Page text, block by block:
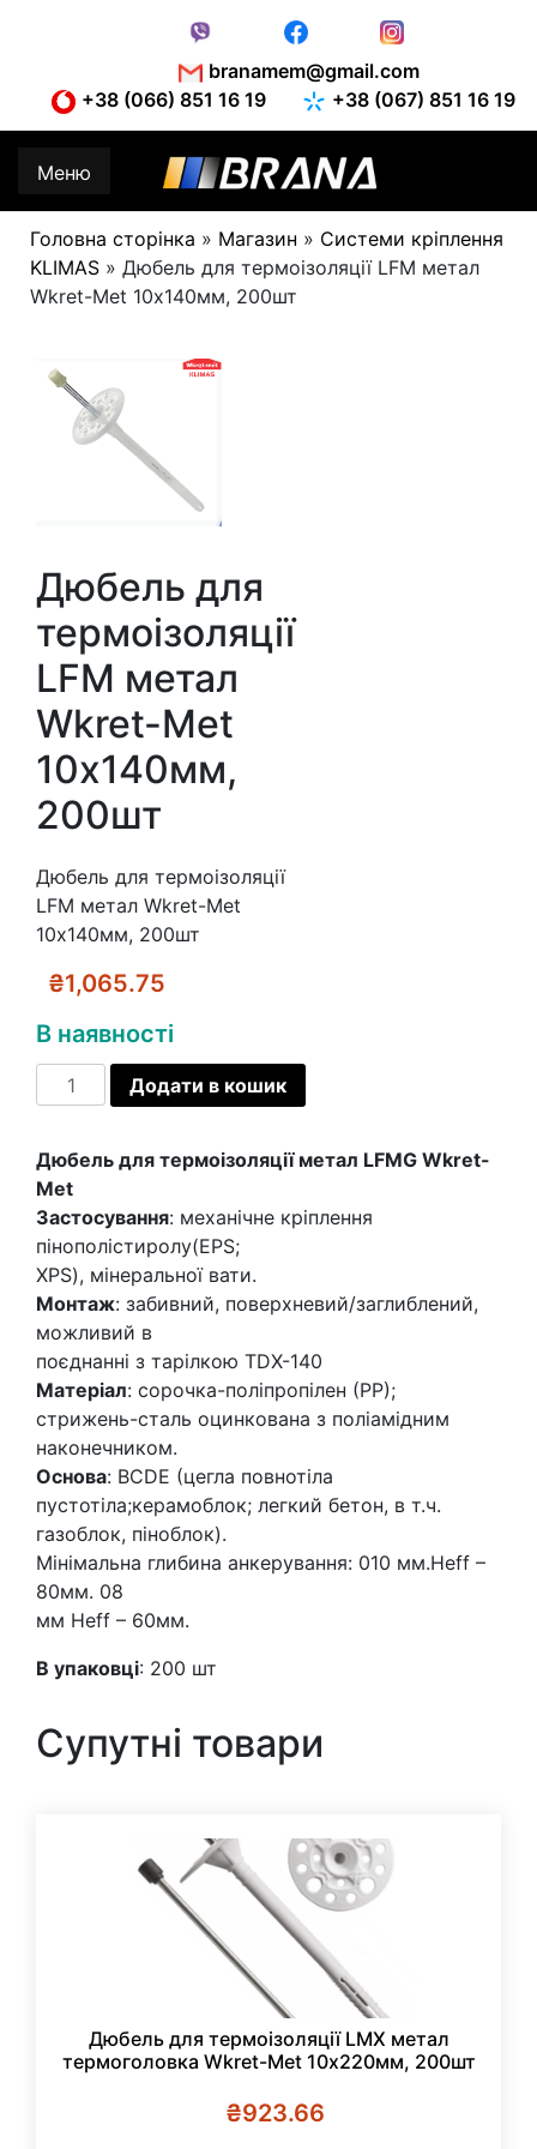
+38 (066) 851 16 19
+38 (067) 851 16 19
branamem@gmail.com
Меню
Головна сторінка » Магазин » Системи кріплення
KLIMAS » Дюбель для термоізоляції LFM метал
Wkret-Met 10х140мм, 200шт
Дюбель для
термоізоляції
LFM метал
Wkret-Met
10х140мм,
200шт
Дюбель для термоізоляції
LFM метал Wkret-Met
10х140мм, 200шт
₴1,065.75
В наявності
Дюбель
для
LFM
метал
Wkret-
Met
10х140мм,
200шт
кількість
Додати в кошик
Дюбель для термоізоляції метал LFMG Wkret-
Met
Застосування: механічне кріплення
пінополістиролу(EPS;
XPS), мінеральної вати.
Монтаж: забивний, поверхневий/заглиблений,
можливий в
поєднанні з тарілкою TDX-140
Матеріал: сорочка-поліпропілен (РР);
стрижень-сталь оцинкована з поліамідним
наконечником.
Основа: BCDE (цегла повнотіла
пустотіла;керамоблок; легкий бетон, в т.ч.
газоблок, піноблок).
Мінімальна глибина анкерування: 010 мм.Heff –
80мм. 08
мм Heff – 60мм.
В упаковці: 200 шт
Супутні товари
Дюбель для термоізоляції LMX метал
термоголовка Wkret-Met 10х220мм, 200шт
₴923.66